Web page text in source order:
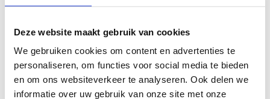
Deze website maakt gebruik van cookies
We gebruiken cookies om content en advertenties te
personaliseren, om functies voor social media te bieden
en om ons websiteverkeer te analyseren. Ook delen we
informatie over uw gebruik van onze site met onze
Wat zijn de verzendkosten van een trapleuning?
Kan ik een specifieke aanpassing doorgeven?